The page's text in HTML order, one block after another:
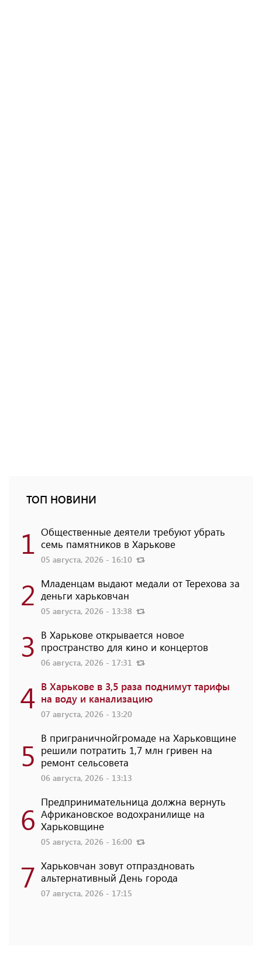
ТОП НОВИНИ
1 Общественные деятели требуют убрать
семь памятников в Харькове
05 августа, 2026 - 16:10
2 Младенцам выдают медали от Терехова за
деньги харьковчан
05 августа, 2026 - 13:38
3 В Харькове открывается новое
пространство для кино и концертов
06 августа, 2026 - 17:31
4 В Харькове в 3,5 раза поднимут тарифы
на воду и канализацию
07 августа, 2026 - 13:20
5 В приграничнойгромаде на Харьковщине
решили потратить 1,7 млн ​​гривен на
ремонт сельсовета
06 августа, 2026 - 13:13
6 Предпринимательница должна вернуть
Африкановское водохранилище на
Харьковщине
05 августа, 2026 - 16:00
7 Харьковчан зовут отпраздновать
альтернативный День города
07 августа, 2026 - 17:15